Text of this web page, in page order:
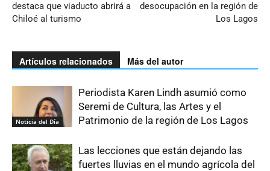
destaca que viaducto abrirá a
Chiloé al turismo
desocupación en la región de
Los Lagos
Artículos relacionados Más del autor
Noticia del Día
Periodista Karen Lindh asumió como
Seremi de Cultura, las Artes y el
Patrimonio de la región de Los Lagos
Las lecciones que están dejando las
fuertes lluvias en el mundo agrícola del